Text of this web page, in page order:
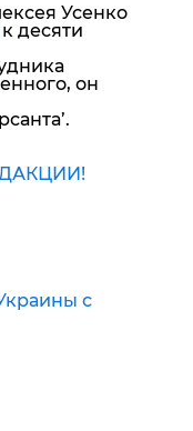
Усенко
к десяти
он
с